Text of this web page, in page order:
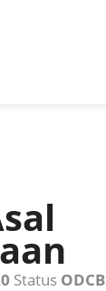
Status ODCB